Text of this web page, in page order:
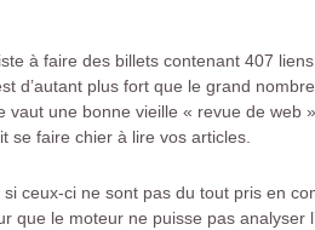
à faire des billets contenant 407
d’autant plus fort que le grand
une bonne vieille « revue de web
se faire chier à lire vos articles.
ceux-ci ne sont pas du tout pris en
que le moteur ne puisse pas